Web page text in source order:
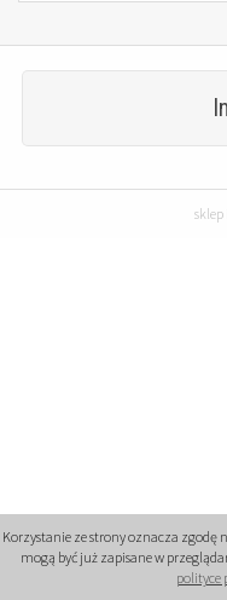
Korzystanie ze strony oznacza zgodę
mogą być już zapisane w
polityce